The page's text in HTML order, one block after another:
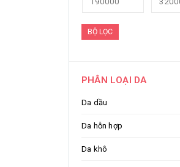
BỘ LỌC
PHÂN LOẠI DA
Da dầu
Da hỗn hợp
Da khô